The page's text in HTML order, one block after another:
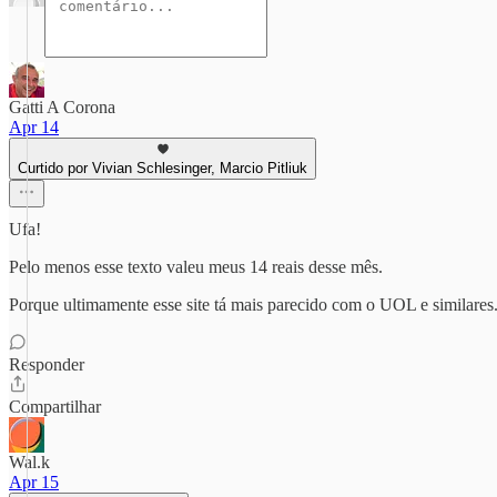
Gatti A Corona
Apr 14
Curtido por Vivian Schlesinger, Marcio Pitliuk
Ufa!
Pelo menos esse texto valeu meus 14 reais desse mês.
Porque ultimamente esse site tá mais parecido com o UOL e
Responder
Compartilhar
Wal.k
Apr 15